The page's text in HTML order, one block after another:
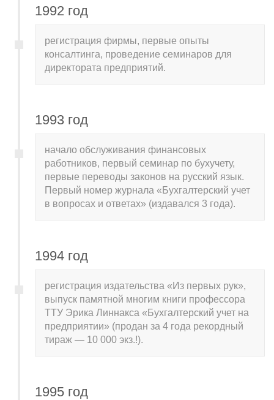
1992 год
регистрация фирмы, первые опыты
консалтинга, проведение семинаров для
директората предприятий.
1993 год
начало обслуживания финансовых
работников, первый семинар по бухучету,
первые переводы законов на русский язык.
Первый номер журнала «Бухгалтерский учет
в вопросах и ответах» (издавался 3 года).
1994 год
регистрация издательства «Из первых рук»,
выпуск памятной многим книги профессора
ТТУ Эрика Линнакса «Бухгалтерский учет на
предприятии» (продан за 4 года рекордный
тираж — 10 000 экз.!).
1995 год